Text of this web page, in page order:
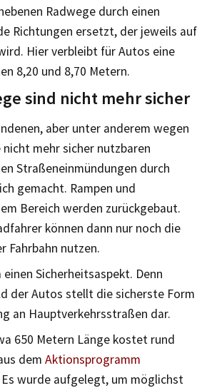
Radwege durch einen
Richtungen ersetzt, der jeweils auf
Hier verbleibt für Autos eine
8,20 und 8,70 Metern.
sind nicht mehr sicher
aber unter anderem wegen
mehr sicher nutzbaren
Straßeneinmündungen durch
gemacht. Rampen und
Bereich werden zurückgebaut.
können dann nur noch die
Fahrbahn nutzen.
Sicherheitsaspekt. Denn
der Autos stellt die sicherste Form
an Hauptverkehrsstraßen dar.
650 Metern Länge kostet rund
dem Aktionsprogramm
wurde aufgelegt, um möglichst